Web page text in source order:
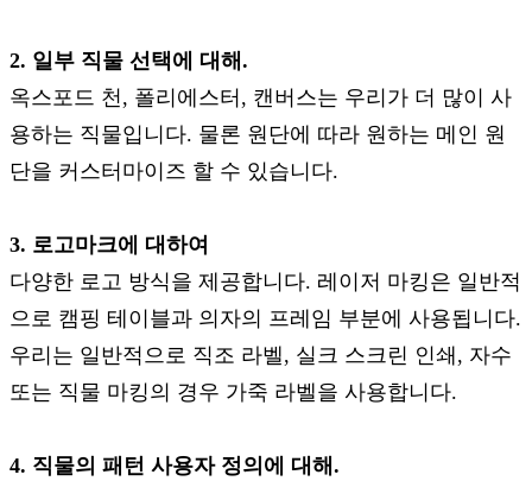
2. 일부 직물 선택에 대해.
옥스포드 천, 폴리에스터, 캔버스는 우리가 더 많이 사
용하는 직물입니다. 물론 원단에 따라 원하는 메인 원
단을 커스터마이즈 할 수 있습니다.
3. 로고마크에 대하여
다양한 로고 방식을 제공합니다. 레이저 마킹은 일반적
으로 캠핑 테이블과 의자의 프레임 부분에 사용됩니다.
우리는 일반적으로 직조 라벨, 실크 스크린 인쇄, 자수
또는 직물 마킹의 경우 가죽 라벨을 사용합니다.
4. 직물의 패턴 사용자 정의에 대해.